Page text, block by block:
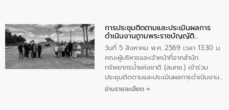
การประชุมติดตามและประเมินผลการ
ดำเนินงานตามพระราชบัญญัติ
ทรัพยากรน้ำ พ.ศ. 2561 ประจำ
ปีงบประมาณ พ.ศ. 2569
วันที่ 5 สิงหาคม พ.ศ. 2569 เวลา 13.30 น.
คณะผู้บริหารและเจ้าหน้าที่จากสำนัก
ทรัพยากรน้ำแห่งชาติ (สนทช.) เข้าร่วม
ประชุมติดตามและประเมินผลการดำเนินงาน
ตามพระราชบัญญัติทรัพยากรน้ำ พ.ศ. 2561
อ่านรายละเอียด »